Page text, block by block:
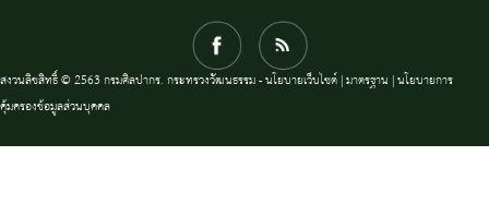
สงวนลิขสิทธิ์ © 2563 กรมศิลปากร. กระทรวงวัฒนธรรม -นโยบายเว็บไซต์|มาตรฐาน |นโยบายการ
คุ้มครองข้อมูลส่วนบุคคล